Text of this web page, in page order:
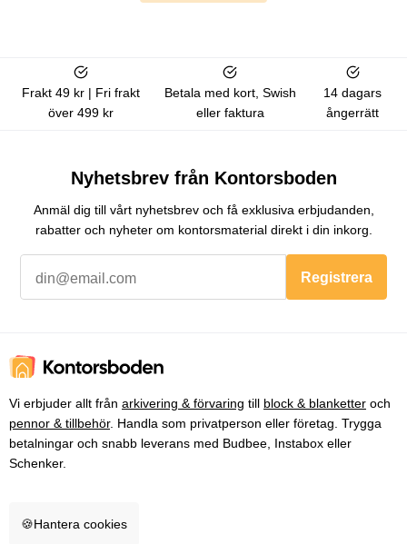
Frakt 49 kr | Fri frakt
över 499 kr
Betala med kort, Swish
eller faktura
14 dagars
ångerrätt
Nyhetsbrev från Kontorsboden
Anmäl dig till vårt nyhetsbrev och få exklusiva erbjudanden,
rabatter och nyheter om kontorsmaterial direkt i din inkorg.
Registrera
Vi erbjuder allt från arkivering & förvaring till block & blanketter och
pennor & tillbehör. Handla som privatperson eller företag. Trygga
betalningar och snabb leverans med Budbee, Instabox eller
Schenker.
🍪Hantera cookies